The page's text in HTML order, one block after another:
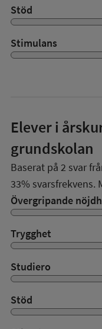
Stöd
Stimulans
Elever i
grundskolan
Baserat på 2 svar
33% svarsfrekvens.
Övergripande
Trygghet
Studiero
Stöd